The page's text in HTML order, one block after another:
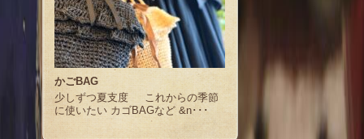
かごBAG
少しずつ夏支度 これからの季節
に使いたい カゴBAGなど &n･･･